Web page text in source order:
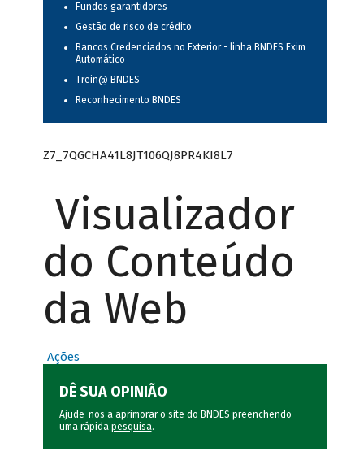
Fundos garantidores
Gestão de risco de crédito
Bancos Credenciados no Exterior - linha BNDES Exim
Automático
Trein@ BNDES
Reconhecimento BNDES
Z7_7QGCHA41L8JT106QJ8PR4KI8L7
Visualizador
do Conteúdo
da Web
Ações
DÊ SUA OPINIÃO
Ajude-nos a aprimorar o site do BNDES preenchendo
uma rápida pesquisa.